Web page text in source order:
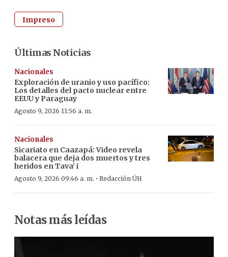
Impreso
Últimas Noticias
Nacionales
Exploración de uranio y uso pacífico:
Los detalles del pacto nuclear entre
EEUU y Paraguay
Agosto 9, 2026 11:56 a. m.
Nacionales
Sicariato en Caazapá: Video revela
balacera que deja dos muertos y tres
heridos en Tava’ i
Agosto 9, 2026 09:46 a. m. · Redacción ÚH
Notas más leídas